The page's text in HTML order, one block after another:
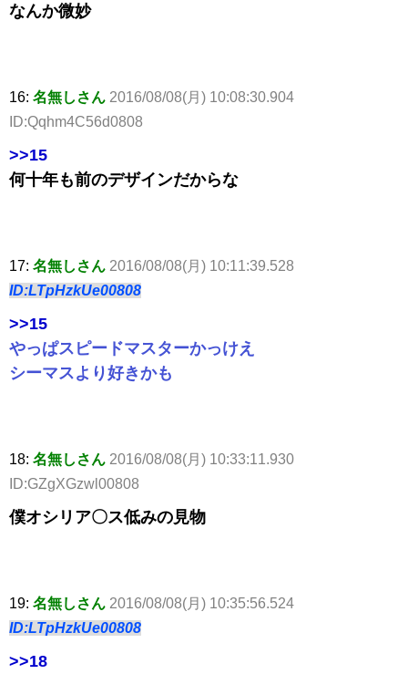
なんか微妙
16: 名無しさん 2016/08/08(月) 10:08:30.904
ID:Qqhm4C56d0808
>>15
何十年も前のデザインだからな
17: 名無しさん 2016/08/08(月) 10:11:39.528
ID:LTpHzkUe00808
>>15
やっぱスピードマスターかっけえ
シーマスより好きかも
18: 名無しさん 2016/08/08(月) 10:33:11.930
ID:GZgXGzwl00808
僕オシリア〇ス低みの見物
19: 名無しさん 2016/08/08(月) 10:35:56.524
ID:LTpHzkUe00808
>>18